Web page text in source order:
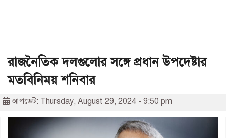
রাজনৈতিক দলগুলোর সঙ্গে প্রধান উপদেষ্টার
মতবিনিময় শনিবার
আপডেট: Thursday, August 29, 2024 - 9:50 pm